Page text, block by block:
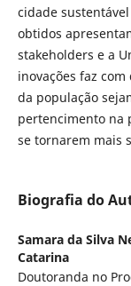
cidade
obtidos
stakeholders e a
inovações faz
da população
pertencimento na
se tornarem mais
Biografia do
Samara da Silva
Catarina
Doutoranda no